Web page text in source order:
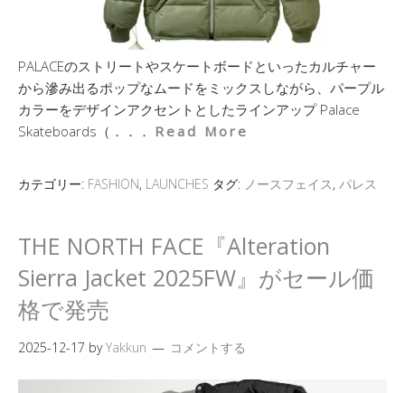
PALACEのストリートやスケートボードといったカルチャー
から滲み出るポップなムードをミックスしながら、パープル
カラーをデザインアクセントとしたラインアップ Palace
Skateboards（．．． Read More
カテゴリー: FASHION, LAUNCHES タグ: ノースフェイス, パレス
THE NORTH FACE『Alteration
Sierra Jacket 2025FW』がセール価
格で発売
2025-12-17 byYakkun コメントする